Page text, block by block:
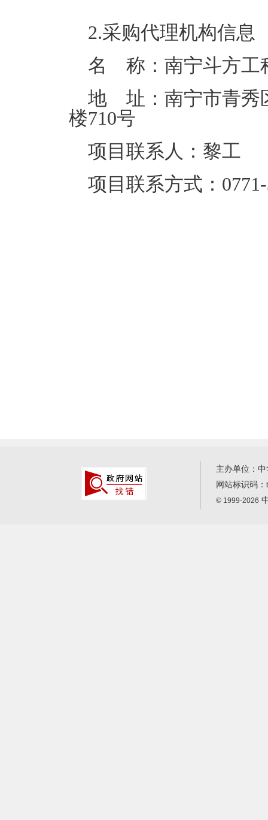
2.采购代理机构信息
名 称： 南宁斗方工
地 址： 南宁市青秀
楼710号
项目联系人： 黎工
项目联系方式：
主办单位：
网站标识码：
© 1999-2026